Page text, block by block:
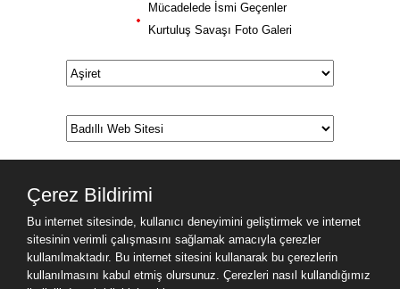
Mücadelede İsmi Geçenler
Kurtuluş Savaşı Foto Galeri
Ziyaret Bilgileri
Çerez Bildirimi
Bu internet sitesinde, kullanıcı deneyimini geliştirmek ve internet
sitesinin verimli çalışmasını sağlamak amacıyla çerezler
kullanılmaktadır. Bu internet sitesini kullanarak bu çerezlerin
kullanılmasını kabul etmiş olursunuz. Çerezleri nasıl kullandığımız